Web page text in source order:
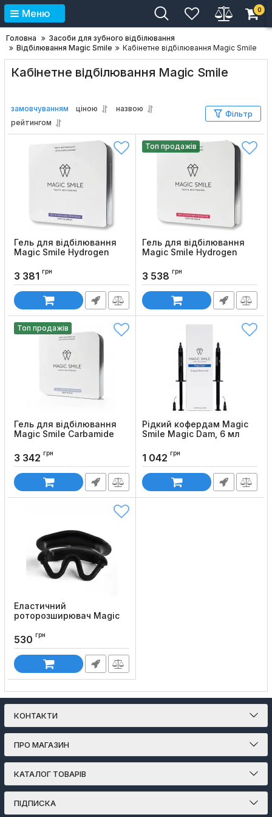
Меню 0
Головна
Засоби для зубного відбілювання
Відбілювання Magic Smile
Кабінетне відбілювання Magic Smile
Кабінетне відбілювання Magic Smile
замовчуванням ціною
назвою
рейтингом
Фільтр
Гель для відбілювання
Magic Smile Hydrogen
Код товару:
3 381 грн
Топ продажів
Гель для відбілювання
Magic Smile Hydrogen
Код товару:
3 538 грн
Топ продажів
Гель для відбілювання
Magic Smile Carbamide
Код товару:
3 342 грн
Рідкий кофердам Magic
Smile Magic Dam, 6 мл
1 042 грн
Еластичний
роторозширювач Magic
Код товару:
530 грн
КОНТАКТИ
ПРО МАГАЗИН
КАТАЛОГ ТОВАРІВ
ПІДПИСКА